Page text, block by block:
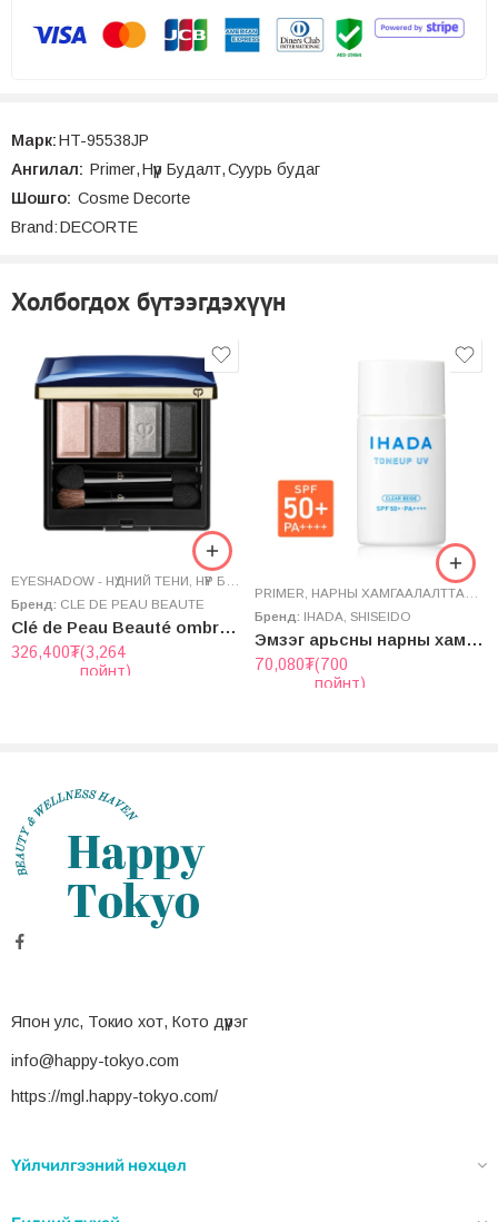
Марк:HT-95538JP
Ангилал: Primer,Нүүр Будалт,Суурь будаг
Шошго: Cosme Decorte
Brand:DECORTE
Холбогдох бүтээгдэхүүн
EYESHADOW - НҮДНИЙ ТЕНИ
НҮҮР БУДАЛТ
Бренд: CLE DE PEAU BEAUTE
Clé de Peau Beauté ombres couleurs quadri Case + Refill
326,400₮(3,264
пойнт)
PRIMER
НАРНЫ ХАМГААЛАЛТТАЙ ТОС (UV)
Бренд: IHADA SHISEIDO
Эмзэг арьсны нарны хамгаалалттай суурь – Ihada Medicated Face Protect UV Milk 30mL Clear Beige
70,080₮(700
пойнт)
Япон улс, Токио хот, Кото дүүрэг
info@happy-tokyo.com
https://mgl.happy-tokyo.com/
Үйлчилгээний нөхцөл